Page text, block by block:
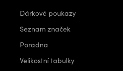
Dárkové poukazy
Seznam značek
Poradna
Velikostní tabulky